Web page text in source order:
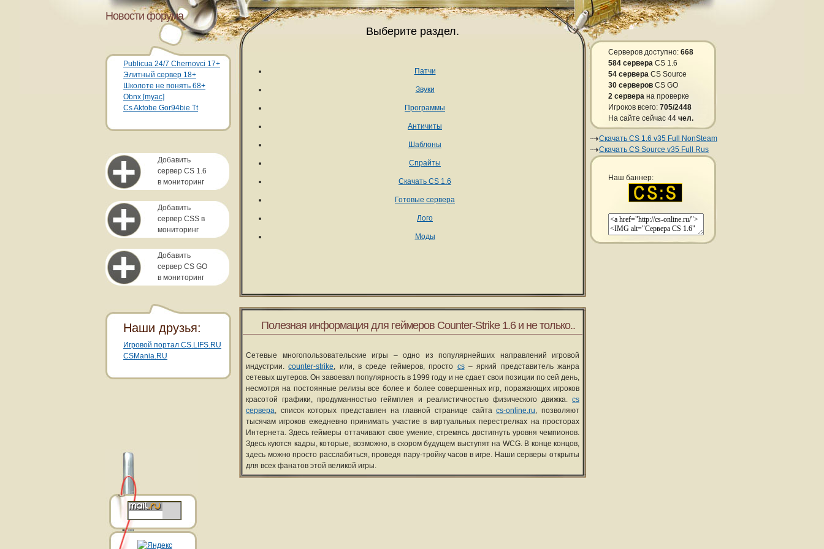
Новости форума
Publicua 24/7 Chernovci 17+
Элитный сервер 18+
Школоте не понять 68+
Obnx [myac]
Cs Aktobe Gor94bie Tt
Добавить
сервер CS 1.6
в мониторинг
Добавить
сервер CSS в
мониторинг
Добавить
сервер CS GO
в мониторинг
Серверов доступно: 668
584 сервера CS 1.6
54 сервера CS Source
30 серверов CS GO
2 сервера на проверке
Игроков всего: 705/2448
На сайте сейчас 44 чел.
Скачать CS 1.6 v35 Full NonSteam
Скачать CS Source v35 Full Rus
Наш баннер:
Выберите раздел.
Патчи
Звуки
Программы
Античиты
Шаблоны
Спрайты
Скачать CS 1.6
Готовые сервера
Лого
Моды
Полезная информация для геймеров Counter-Strike 1.6 и не только..
Сетевые многопользовательские игры – одно из популярнейших направлений игровой
индустрии.counter-strike, или, в среде геймеров, просто cs– яркий представитель жанра
сетевых шутеров. Он завоевал популярность в 1999 году и не сдает свои позиции по сей день,
несмотря на постоянные релизы все более и более совершенных игр, поражающих игроков
красотой графики, продуманностью геймплея и реалистичностью физического движка. cs
сервера, список которых представлен на главной странице сайтаcs-online.ru, позволяют
тысячам игроков ежедневно принимать участие в виртуальных перестрелках на просторах
Интернета. Здесь геймеры оттачивают свое умение, стремясь достигнуть уровня чемпионов.
Здесь куются кадры, которые, возможно, в скором будущем выступят на WCG. В конце концов,
здесь можно просто расслабиться, проведя пару-тройку часов в игре. Наши серверы открыты
для всех фанатов этой великой игры.
Наши друзья:
Игровой портал CS.LIFS.RU
CSMania.RU